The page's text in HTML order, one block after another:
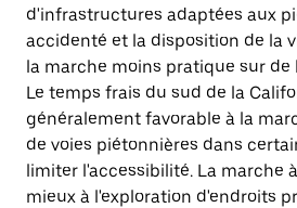
d'infrastructures adaptées aux
accidenté et la disposition de la
la marche moins pratique sur de
Le temps frais du sud de la
généralement favorable à la
de voies piétonnières dans
limiter l'accessibilité. La marche
mieux à l'exploration d'endroits